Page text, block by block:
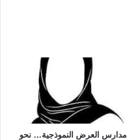
مدارس العرض النموذجية… نحو